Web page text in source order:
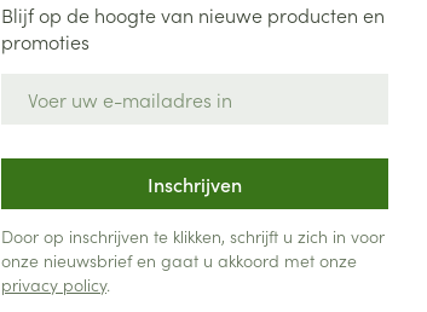
Blijf op de hoogte van nieuwe producten en
promoties
Inschrijven
Door op inschrijven te klikken, schrijft u zich in voor
onze nieuwsbrief en gaat u akkoord met onze
privacy policy.